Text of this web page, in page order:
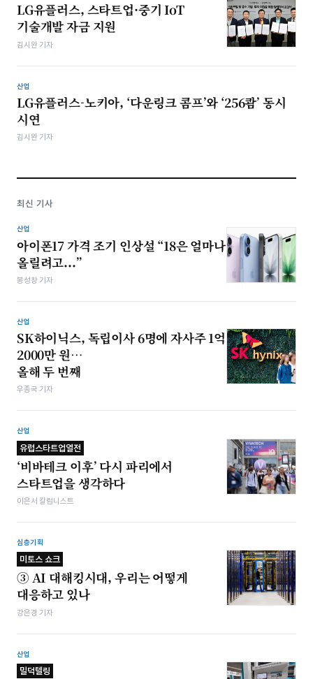
LG유플러스, 스타트업·중기 IoT
기술개발 자금 지원
김시완 기자
산업
LG유플러스-노키아, ‘다운링크 콤프’와 ‘256쾀’ 동시
시연
김시완 기자
최신 기사
산업
아이폰17 가격 조기 인상설 “18은 얼마나
올릴려고...”
봉성창 기자
산업
SK하이닉스, 독립이사 6명에 자사주 1억
2000만 원…
올해 두 번째
우종국 기자
산업
유럽스타트업열전
‘비바테크 이후’ 다시 파리에서
스타트업을 생각하다
이은서 칼럼니스트
심층기획
미토스 쇼크
③ AI 대해킹시대, 우리는 어떻게
대응하고 있나
강은경 기자
산업
밀덕텔링